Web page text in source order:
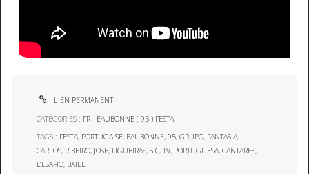
LIEN PERMANENT
CATÉGORIES : FR - EAUBONNE ( 95 ) FESTA
TAGS : FESTA, PORTUGAISE, EAUBONNE,95,GRUPO, FANTASIA,
CARLOS, RIBEIRO, JOSE, FIGUEIRAS,SIC,TV, PORTUGUESA,CANTARES,
DESAFIO, BAILE